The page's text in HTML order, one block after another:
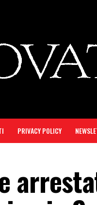
PRIVACY POLICY